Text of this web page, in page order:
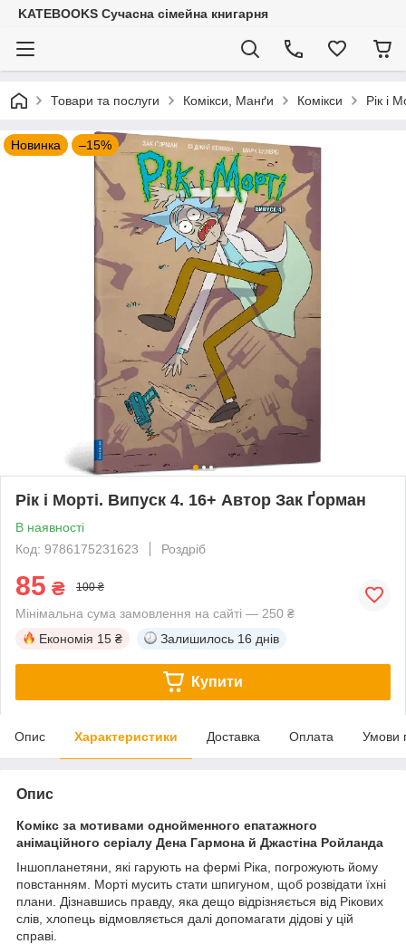
KATEBOOKS Сучасна сімейна книгарня
Товари та послуги Комікси, Манґи Комікси Рік і
Новинка –15%
Рік і Морті. Випуск 4. 16+ Автор Зак Ґорман
В наявності
Код: 9786175231623
Роздріб
85 ₴ 100 ₴
Мінімальна сума замовлення на сайті — 250 ₴
Економія 15 ₴ Залишилось 16 днів
Купити
Опис Характеристики Доставка Оплата Умови
Опис
Комікс за мотивами однойменного епатажного
анімаційного серіалу Дена Гармона й Джастіна Ройланда
Іншопланетяни, які гарують на фермі Ріка, погрожують йому
повстанням. Морті мусить стати шпигуном, щоб розвідати їхні
плани. Дізнавшись правду, яка дещо відрізняється від Рікових
слів, хлопець відмовляється далі допомагати дідові у цій
справі.